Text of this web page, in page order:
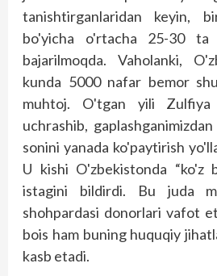
tanishtirganlaridan keyin,
bo'yicha o'rtacha 25-30 ta
bajarilmoqda. Vaholanki,
kunda 5000 nafar bemor
muhtoj. O'tgan yili Zulfiya
uchrashib,
sonini yanada ko'paytirish
U kishi O'zbekistonda “ko'z
istagini bildirdi. Bu juda
shohpardasi donorlari vafot
bois ham buning huquqiy
kasb etadi.